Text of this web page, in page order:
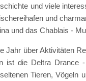
und viele
und
und das Chablais -
Jahr über Aktivitäten
ist die Deltra Drance
Tieren, Vögeln